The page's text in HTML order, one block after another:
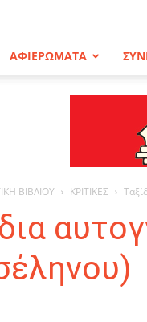
ΑΦΙΕΡΩΜΑΤΑ
ΒΙΒΛΙΟΥ ΚΡΙΤΙΚΕΣ